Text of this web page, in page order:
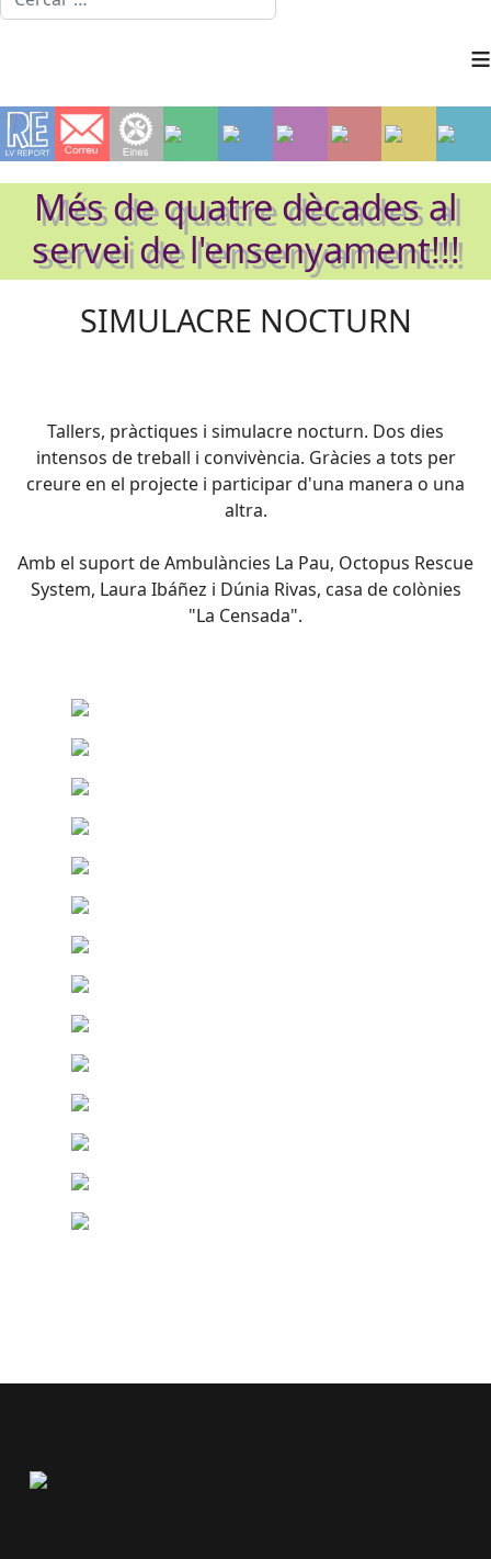
≡
Més de quatre dècades al
servei de l'ensenyament!!!
SIMULACRE NOCTURN
Tallers, pràctiques i simulacre nocturn. Dos dies
intensos de treball i convivència. Gràcies a tots per
creure en el projecte i participar d'una manera o una
altra.
Amb el suport de Ambulàncies La Pau, Octopus Rescue
System, Laura Ibáñez i Dúnia Rivas, casa de colònies
"La Censada".